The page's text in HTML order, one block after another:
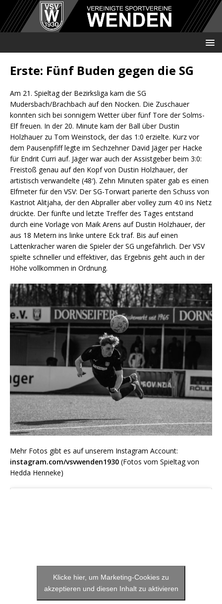
Erste: Fünf Buden gegen die SG
Am 21. Spieltag der Bezirksliga kam die SG
Mudersbach/Brachbach auf den Nocken. Die Zuschauer
konnten sich bei sonnigem Wetter über fünf Tore der Solms-
Elf freuen. In der 20. Minute kam der Ball über Dustin
Holzhauer zu Tom Weinstock, der das 1:0 erzielte. Kurz vor
dem Pausenpfiff legte im Sechzehner David Jäger per Hacke
für Endrit Curri auf. Jäger war auch der Assistgeber beim 3:0:
Freistoß genau auf den Kopf von Dustin Holzhauer, der
artistisch verwandelte (48′). Zehn Minuten später gab es einen
Elfmeter für den VSV: Der SG-Torwart parierte den Schuss von
Kastriot Alitjaha, der den Abpraller aber volley zum 4:0 ins Netz
drückte. Der fünfte und letzte Treffer des Tages entstand
durch eine Vorlage von Maik Arens auf Dustin Holzhauer, der
aus 18 Metern ins linke untere Eck traf. Bis auf einen
Lattenkracher waren die Spieler der SG ungefährlich. Der VSV
spielte schneller und effektiver, das Ergebnis geht auch in der
Höhe vollkommen in Ordnung.
Mehr Fotos gibt es auf unserem Instagram Account:
instagram.com/vsvwenden1930 (Fotos vom Spieltag von
Hedda Henneke)
Klicke hier, um Marketing-Cookies zu
akzeptieren und diesen Inhalt zu aktivieren